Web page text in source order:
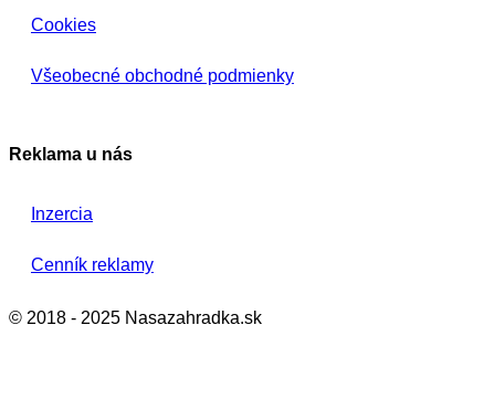
Cookies
Všeobecné obchodné podmienky
Reklama u nás
Inzercia
Cenník reklamy
© 2018 - 2025 Nasazahradka.sk